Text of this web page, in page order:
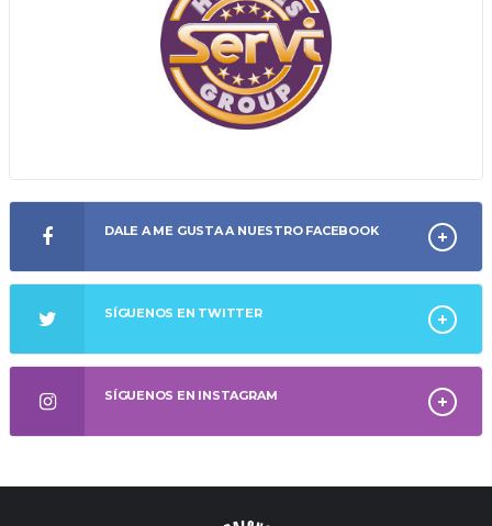
DALE A ME GUSTA A NUESTRO FACEBOOK
SÍGUENOS EN TWITTER
SÍGUENOS EN INSTAGRAM